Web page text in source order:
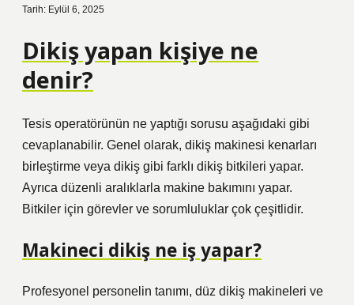
Tarih: Eylül 6, 2025
Dikiş yapan kişiye ne
denir?
Tesis operatörünün ne yaptığı sorusu aşağıdaki gibi
cevaplanabilir. Genel olarak, dikiş makinesi kenarları
birleştirme veya dikiş gibi farklı dikiş bitkileri yapar.
Ayrıca düzenli aralıklarla makine bakımını yapar.
Bitkiler için görevler ve sorumluluklar çok çeşitlidir.
Makineci dikiş ne iş yapar?
Profesyonel personelin tanımı, düz dikiş makineleri ve